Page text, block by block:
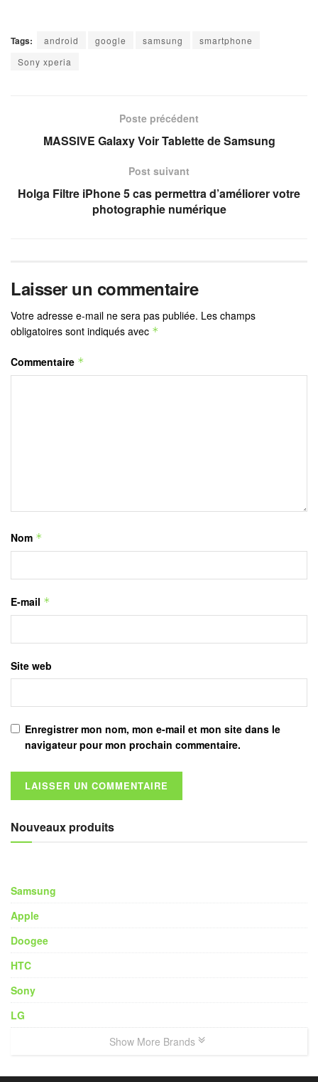
Tags: android google samsung
smartphone
Sony xperia
Poste précédent
MASSIVE Galaxy Voir Tablette de Samsung
Post suivant
Holga Filtre iPhone 5 cas permettra d’améliorer votre
photographie numérique
Laisser un commentaire
Votre adresse e-mail ne sera pas publiée. Les champs
obligatoires sont indiqués avec *
Commentaire *
Nom *
E-mail *
Site web
Enregistrer mon nom, mon e-mail et mon site dans le
navigateur pour mon prochain commentaire.
Nouveaux produits
Samsung
Apple
Doogee
HTC
Sony
LG
Show More Brands